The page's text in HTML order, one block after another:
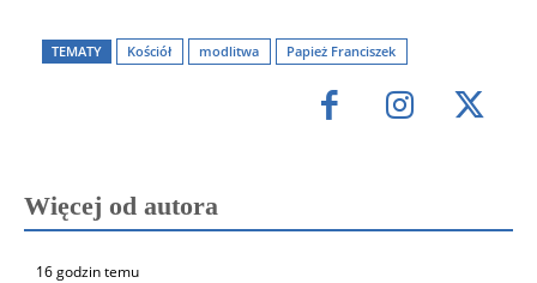
TEMATY Kościół modlitwa Papież Franciszek
Więcej od autora
16 godzin temu